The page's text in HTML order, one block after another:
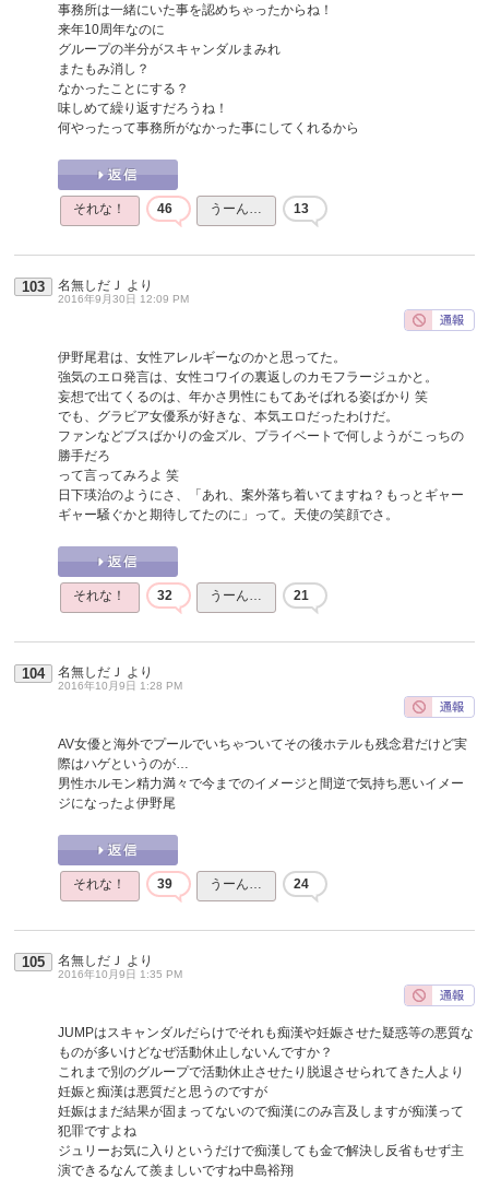
事務所は一緒にいた事を認めちゃったからね！
来年10周年なのに
グループの半分がスキャンダルまみれ
またもみ消し？
なかったことにする？
味しめて繰り返すだろうね！
何やったって事務所がなかった事にしてくれるから
それな！ 46 うーん… 13
103 名無しだＪ より
2016年9月30日 12:09 PM
伊野尾君は、女性アレルギーなのかと思ってた。
強気のエロ発言は、女性コワイの裏返しのカモフラージュかと。
妄想で出てくるのは、年かさ男性にもてあそばれる姿ばかり 笑
でも、グラビア女優系が好きな、本気エロだったわけだ。
ファンなどブスばかりの金ズル、プライベートで何しようがこっちの
勝手だろ
って言ってみろよ 笑
日下瑛治のようにさ、「あれ、案外落ち着いてますね？もっとギャー
ギャー騒ぐかと期待してたのに」って。天使の笑顔でさ。
それな！ 32 うーん… 21
104 名無しだＪ より
2016年10月9日 1:28 PM
AV女優と海外でプールでいちゃついてその後ホテルも残念君だけど実
際はハゲというのが…
男性ホルモン精力満々で今までのイメージと間逆で気持ち悪いイメー
ジになったよ伊野尾
それな！ 39 うーん… 24
105 名無しだＪ より
2016年10月9日 1:35 PM
JUMPはスキャンダルだらけでそれも痴漢や妊娠させた疑惑等の悪質な
ものが多いけどなぜ活動休止しないんですか？
これまで別のグループで活動休止させたり脱退させられてきた人より
妊娠と痴漢は悪質だと思うのですが
妊娠はまだ結果が固まってないので痴漢にのみ言及しますが痴漢って
犯罪ですよね
ジュリーお気に入りというだけで痴漢しても金で解決し反省もせず主
演できるなんて羨ましいですね中島裕翔